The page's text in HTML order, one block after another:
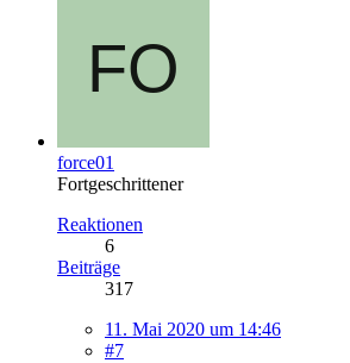
force01
Fortgeschrittener
Reaktionen
6
Beiträge
317
11. Mai 2020 um 14:46
#7